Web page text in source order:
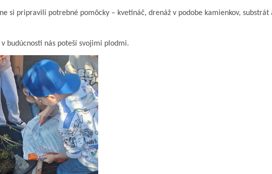
si pripravili potrebné pomôcky – kvetináč, drenáž v podobe kamienkov, substrát
budúcnosti nás poteší svojimi plodmi.